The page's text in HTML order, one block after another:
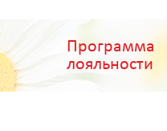
Программа
лояльности